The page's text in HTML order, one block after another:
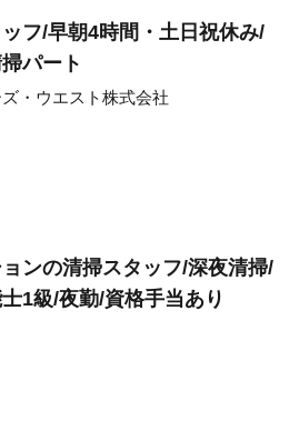
フ/早朝4時間・土日祝休み/
パート
・ウエスト株式会社
ンの清掃スタッフ/深夜清掃/
1級/夜勤/資格手当あり